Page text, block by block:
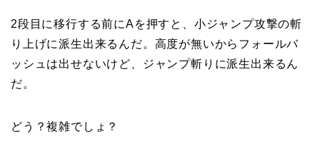
2段目に移行する前にAを押すと、小ジャンプ攻撃の斬
り上げに派生出来るんだ。高度が無いからフォールバ
ッシュは出せないけど、ジャンプ斬りに派生出来るん
だ。
どう？複雑でしょ？